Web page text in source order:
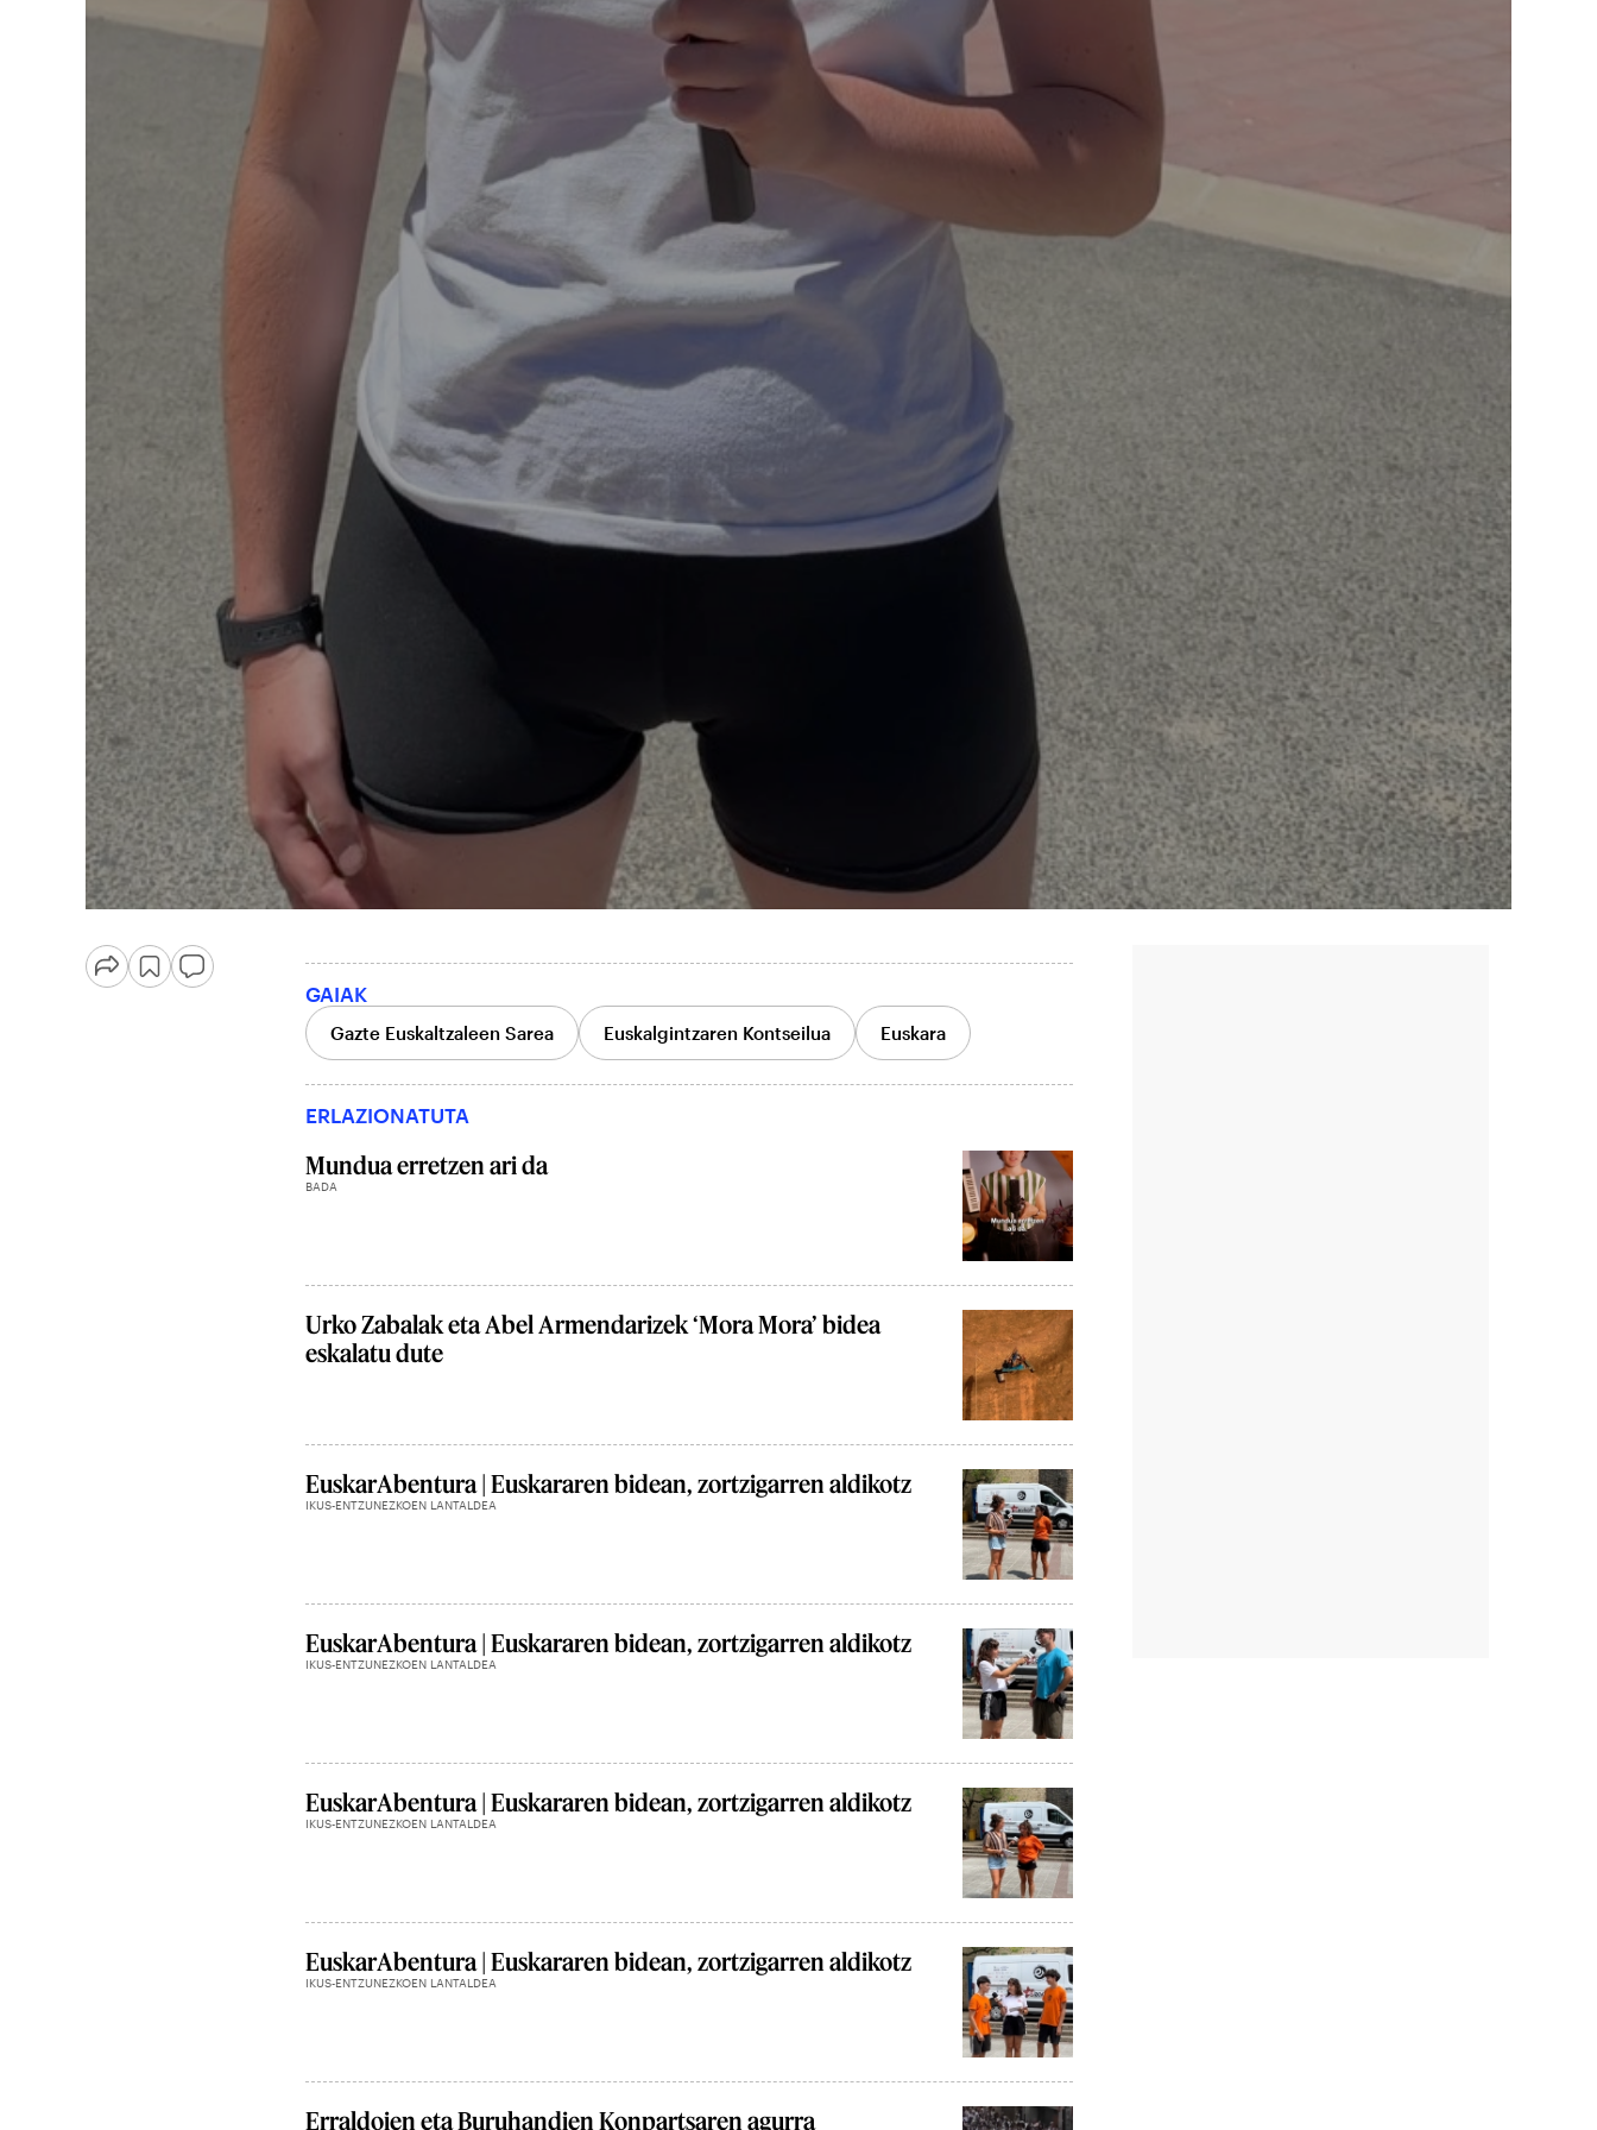
GAIAK
Gazte Euskaltzaleen Sarea Euskalgintzaren Kontseilua Euskara
ERLAZIONATUTA
Mundua erretzen ari da
BADA
Urko Zabalak eta Abel Armendarizek ‘Mora Mora’ bidea
eskalatu dute
EuskarAbentura | Euskararen bidean, zortzigarren aldikotz
IKUS-ENTZUNEZKOEN LANTALDEA
EuskarAbentura | Euskararen bidean, zortzigarren aldikotz
IKUS-ENTZUNEZKOEN LANTALDEA
EuskarAbentura | Euskararen bidean, zortzigarren aldikotz
IKUS-ENTZUNEZKOEN LANTALDEA
EuskarAbentura | Euskararen bidean, zortzigarren aldikotz
IKUS-ENTZUNEZKOEN LANTALDEA
Erraldoien eta Buruhandien Konpartsaren agurra